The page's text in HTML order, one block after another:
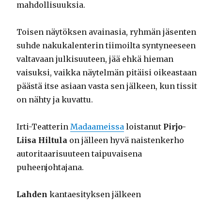
mahdollisuuksia.
Toisen näytöksen avainasia, ryhmän jäsenten
suhde nakukalenterin tiimoilta syntyneeseen
valtavaan julkisuuteen, jää ehkä hieman
vaisuksi, vaikka näytelmän pitäisi oikeastaan
päästä itse asiaan vasta sen jälkeen, kun tissit
on nähty ja kuvattu.
Irti-Teatterin Madaameissa loistanut Pirjo-
Liisa Hiltula on jälleen hyvä naistenkerho
autoritaarisuuteen taipuvaisena
puheenjohtajana.
Lahden kantaesityksen jälkeen